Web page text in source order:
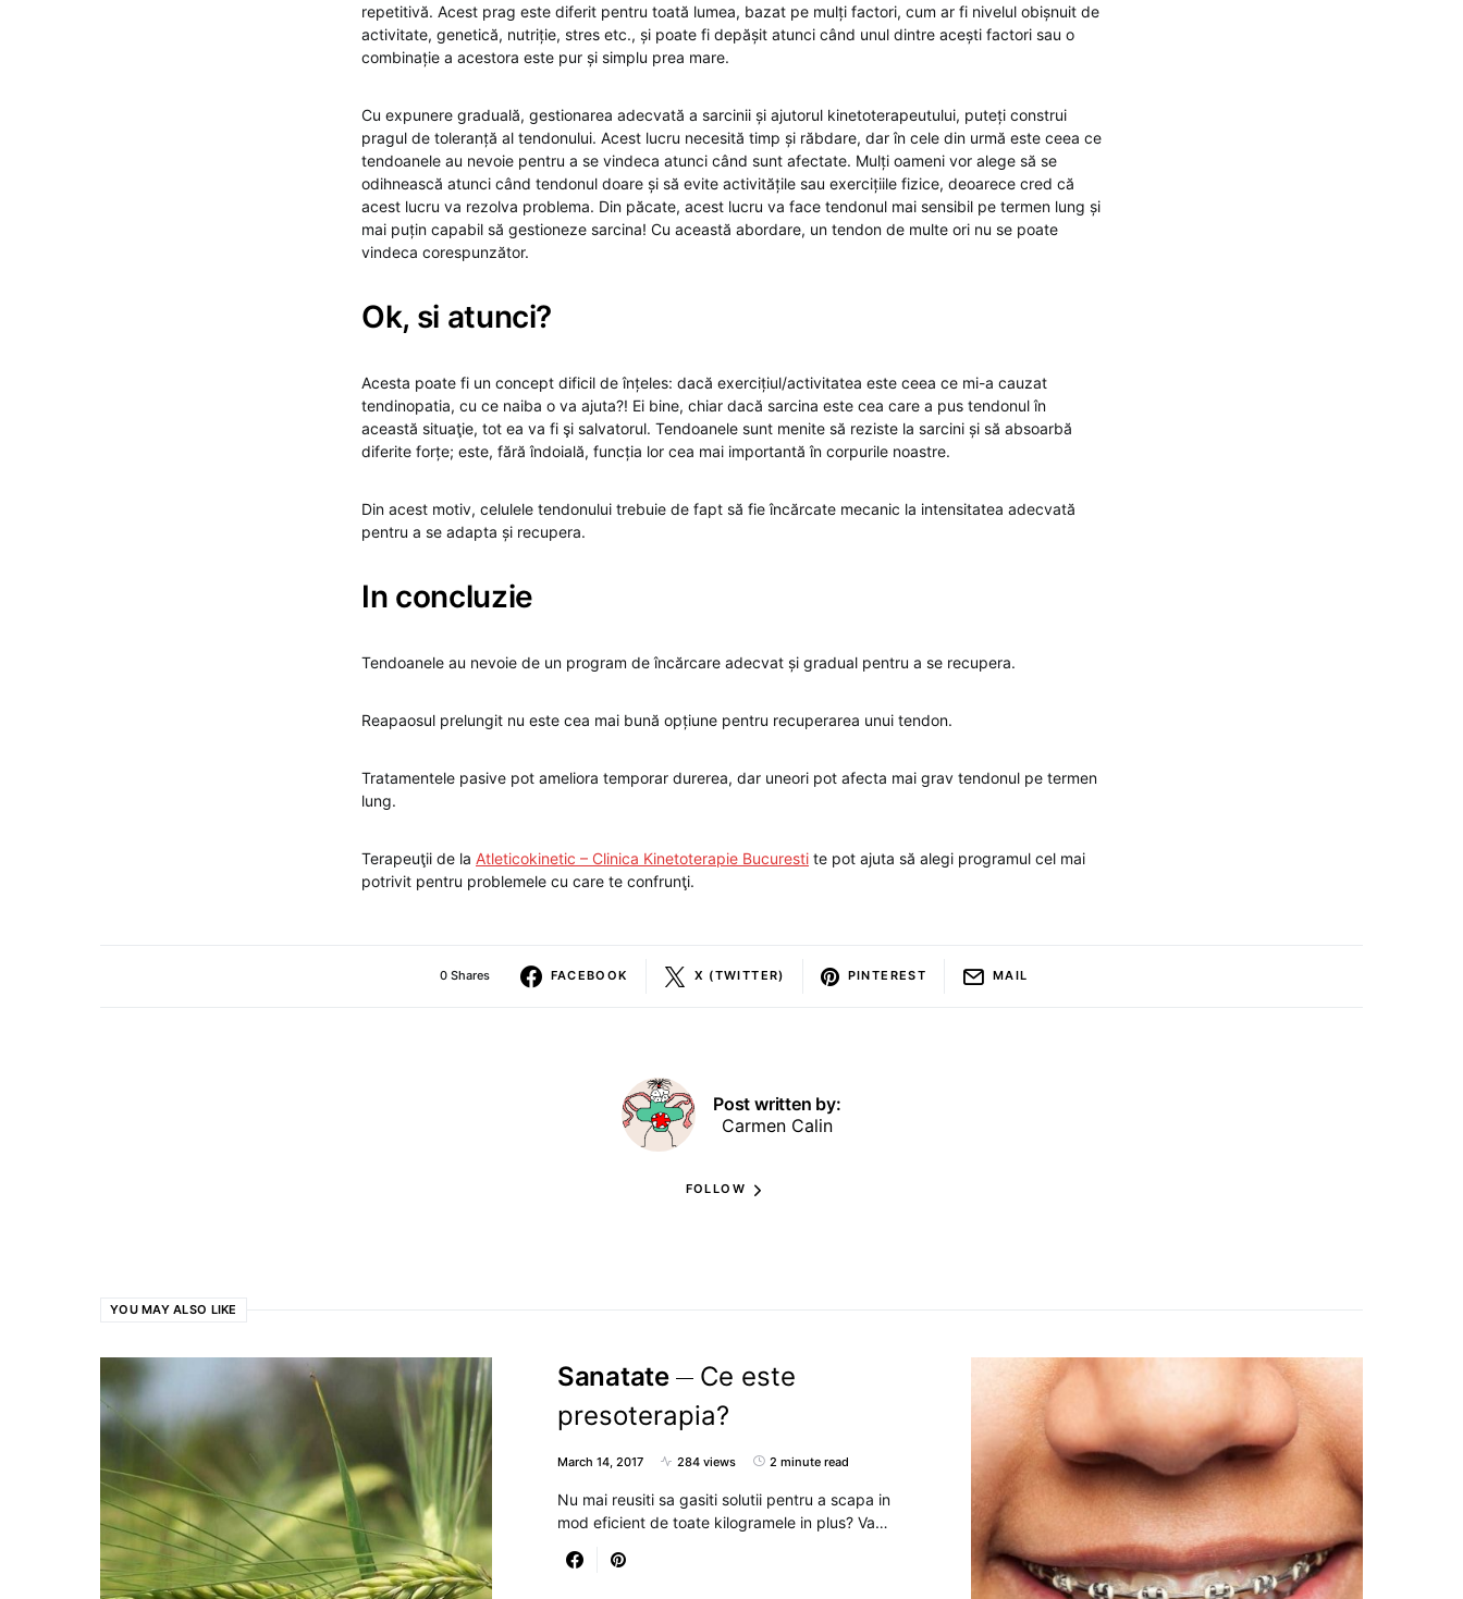
repetitivă. Acest prag este diferit pentru toată lumea, bazat pe mulți factori, cum ar fi nivelul obișnuit de
activitate, genetică, nutriție, stres etc., și poate fi depășit atunci când unul dintre acești factori sau o
combinație a acestora este pur și simplu prea mare.
Cu expunere graduală, gestionarea adecvată a sarcinii și ajutorul kinetoterapeutului, puteți construi
pragul de toleranță al tendonului. Acest lucru necesită timp și răbdare, dar în cele din urmă este ceea ce
tendoanele au nevoie pentru a se vindeca atunci când sunt afectate. Mulți oameni vor alege să se
odihnească atunci când tendonul doare și să evite activitățile sau exercițiile fizice, deoarece cred că
acest lucru va rezolva problema. Din păcate, acest lucru va face tendonul mai sensibil pe termen lung și
mai puțin capabil să gestioneze sarcina! Cu această abordare, un tendon de multe ori nu se poate
vindeca corespunzător.
Ok, si atunci?
Acesta poate fi un concept dificil de înțeles: dacă exercițiul/activitatea este ceea ce mi-a cauzat
tendinopatia, cu ce naiba o va ajuta?! Ei bine, chiar dacă sarcina este cea care a pus tendonul în
această situaţie, tot ea va fi şi salvatorul. Tendoanele sunt menite să reziste la sarcini și să absoarbă
diferite forțe; este, fără îndoială, funcția lor cea mai importantă în corpurile noastre.
Din acest motiv, celulele tendonului trebuie de fapt să fie încărcate mecanic la intensitatea adecvată
pentru a se adapta și recupera.
In concluzie
Tendoanele au nevoie de un program de încărcare adecvat și gradual pentru a se recupera.
Reapaosul prelungit nu este cea mai bună opțiune pentru recuperarea unui tendon.
Tratamentele pasive pot ameliora temporar durerea, dar uneori pot afecta mai grav tendonul pe termen
lung.
Terapeuţii de la Atleticokinetic – Clinica Kinetoterapie Bucuresti te pot ajuta să alegi programul cel mai
potrivit pentru problemele cu care te confrunţi.
0 Shares FACEBOOK X (TWITTER) PINTEREST MAIL
Post written by:
Carmen Calin
FOLLOW
YOU MAY ALSO LIKE
Sanatate
Ce este
presoterapia?
March 14, 2017 284 views 2 minute read
Nu mai reusiti sa gasiti solutii pentru a scapa in
mod eficient de toate kilogramele in plus? Va…